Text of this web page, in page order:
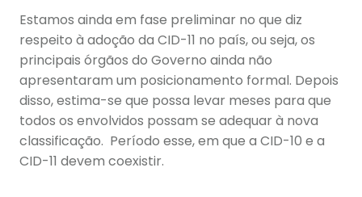
Estamos ainda em fase preliminar no que diz
respeito à adoção da CID-11 no país, ou seja, os
principais órgãos do Governo ainda não
apresentaram um posicionamento formal. Depois
disso, estima-se que possa levar meses para que
todos os envolvidos possam se adequar à nova
classificação. Período esse, em que a CID-10 e a
CID-11 devem coexistir.